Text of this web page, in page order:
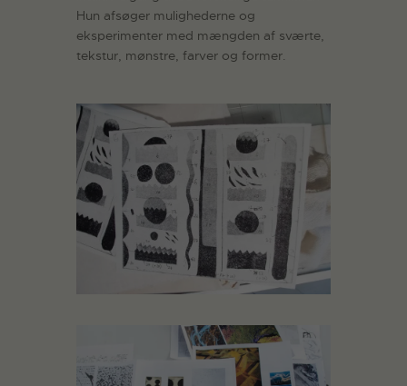
Hun afsøger mulighederne og
eksperimenter med mængden af sværte,
tekstur, mønstre, farver og former.